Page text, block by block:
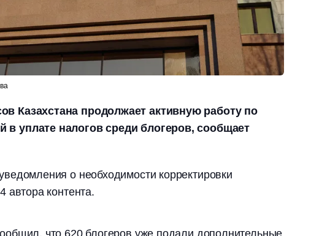
Казахстана продолжает активную работу по
уплате налогов среди блогеров, сообщает
о необходимости корректировки
автора контента.